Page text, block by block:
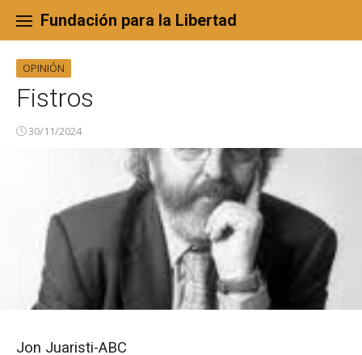
content
Fundación para la Libertad
OPINIÓN
Fistros
30/11/2024
Jon Juaristi-ABC